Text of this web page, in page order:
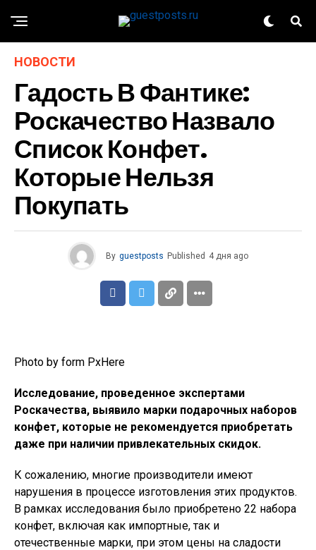
НОВОСТИ
Гадость В Фантике:
Роскачество Назвало
Список Конфет.
Которые Нельзя
Покупать
By guestposts Published 4 дня ago
Photo by form PxHere
Исследование, проведенное экспертами
Роскачества, выявило марки подарочных наборов
конфет, которые не рекомендуется приобретать
даже при наличии привлекательных скидок.
К сожалению, многие производители имеют
нарушения в процессе изготовления этих продуктов.
В рамках исследования было приобретено 22 набора
конфет, включая как импортные, так и
отечественные марки, при этом цены на сладости